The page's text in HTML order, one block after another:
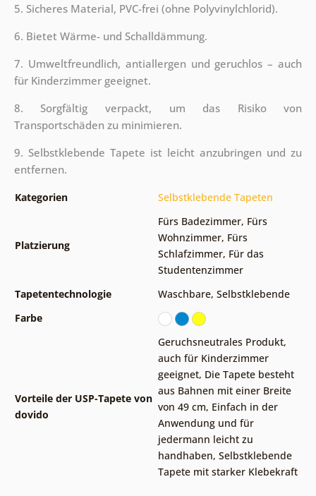
5. Sicheres Material, PVC-frei (ohne Polyvinylchlorid).
6. Bietet Wärme- und Schalldämmung.
7. Umweltfreundlich, antiallergen und geruchlos – auch
für Kinderzimmer geeignet.
8. Sorgfältig verpackt, um das Risiko von
Transportschäden zu minimieren.
9. Selbstklebende Tapete ist leicht anzubringen und zu
entfernen.
Kategorien Selbstklebende Tapeten
Platzierung
Fürs Badezimmer, Fürs
Wohnzimmer, Fürs
Schlafzimmer, Für das
Studentenzimmer
Tapetentechnologie
Waschbare, Selbstklebende
Farbe
Vorteile der USP-Tapete von
dovido
Geruchsneutrales Produkt,
auch für Kinderzimmer
geeignet, Die Tapete besteht
aus Bahnen mit einer Breite
von 49 cm, Einfach in der
Anwendung und für
jedermann leicht zu
handhaben, Selbstklebende
Tapete mit starker Klebekraft